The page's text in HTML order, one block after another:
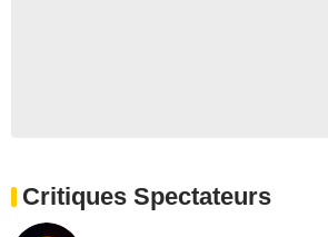
Critiques Spectateurs